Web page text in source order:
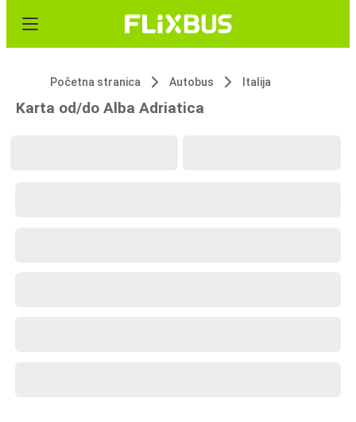
Početna stranica Autobus Italija
Karta od/do Alba Adriatica